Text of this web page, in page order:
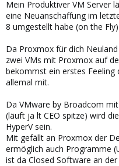
Mein Produktiver VM Server
eine Neuanschaffung im
8 umgestellt habe (on the Fly).
Da Proxmox für dich
zwei VMs mit Proxmox auf
bekommst ein erstes Feeling
allemal mit.
Da VMware by Broadcom
(läuft ja lt CEO spitze) wird
HyperV sein.
Mit gefällt an Proxmox der
ermöglich auch Programme
ist da Closed Software an der